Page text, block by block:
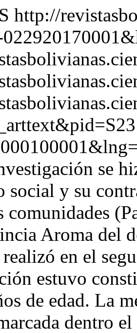
http://
se
social y su
comunidades
Aroma del
en el
estuvo
de edad. La
dentro